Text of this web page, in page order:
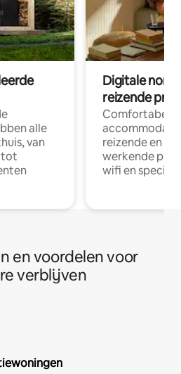
alle
van
tot
Digitale
reizende
Comfortabele
reizende en
werkende
wifi en
en voordelen voor
verblijven